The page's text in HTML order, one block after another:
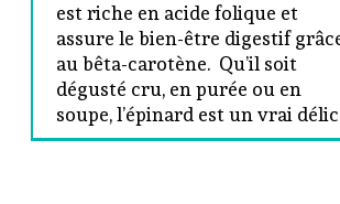
est riche en acide folique et
assure le bien-être digestif
au bêta-carotène.  Qu’il soit
dégusté cru, en purée ou en
soupe, l’épinard est un vrai
aux multiples bienfaits.